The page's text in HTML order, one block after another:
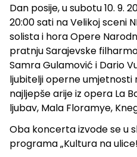
Dan posije, u subotu 10. 9.
20:00 sati na Velikoj sceni
solista i hora Opere
pratnju Sarajevske
Samra Gulamović i Dario
ljubitelji operne umjetnosti
najljepše arije iz opera La
ljubav, Mala Floramye,
Oba koncerta izvode se u
programa „Kultura na